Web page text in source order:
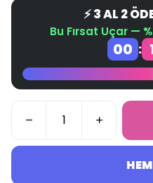
⚡ 3 AL 2
Bu Fırsat Uçar —
00 :